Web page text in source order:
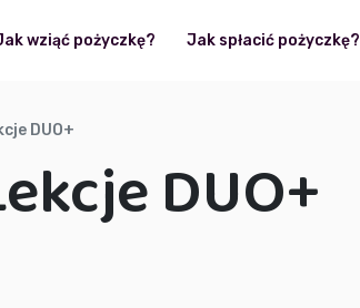
wziąć pożyczkę? Jak spłacić pożyczkę?
DUO+
DUO+